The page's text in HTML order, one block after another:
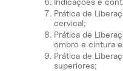
Prática de
cervical;
Prática de
ombro e cintura
Prática de
superiores;